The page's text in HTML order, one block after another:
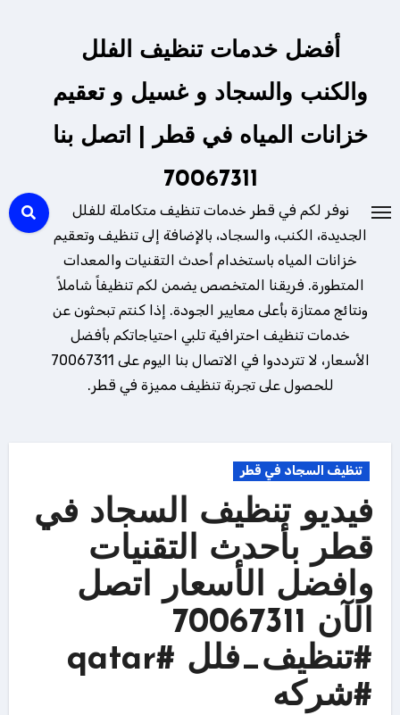
أفضل خدمات تنظيف الفلل
والكنب والسجاد و غسيل و تعقيم
خزانات المياه في قطر | اتصل بنا
70067311
نوفر لكم في قطر خدمات تنظيف متكاملة للفلل
الجديدة، الكنب، والسجاد، بالإضافة إلى تنظيف وتعقيم
خزانات المياه باستخدام أحدث التقنيات والمعدات
المتطورة. فريقنا المتخصص يضمن لكم تنظيفاً شاملاً
ونتائج ممتازة بأعلى معايير الجودة. إذا كنتم تبحثون عن
خدمات تنظيف احترافية تلبي احتياجاتكم بأفضل
الأسعار، لا تترددوا في الاتصال بنا اليوم على 70067311
للحصول على تجربة تنظيف مميزة في قطر.
تنظيف السجاد في قطر
فيديو تنظيف السجاد في
قطر بأحدث التقنيات
وافضل الأسعار اتصل
الآن 70067311
#تنظيف_فلل #qatar
#شركه